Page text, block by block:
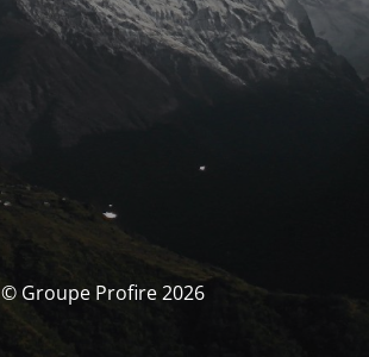
© Groupe Profire 2026